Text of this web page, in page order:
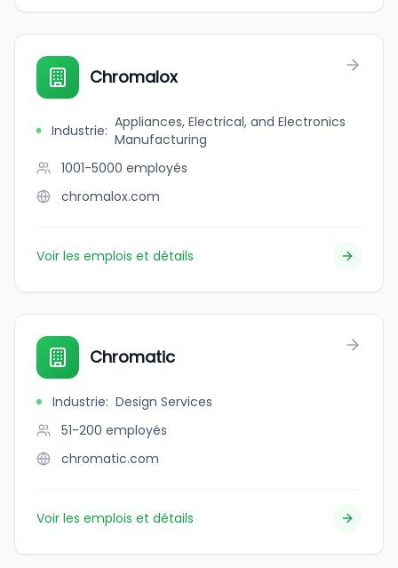
Chromalox
Industrie: Appliances, Electrical, and Electronics
Manufacturing
1001-5000 employés
chromalox.com
Voir les emplois et détails
Chromatic
Industrie: Design Services
51-200 employés
chromatic.com
Voir les emplois et détails